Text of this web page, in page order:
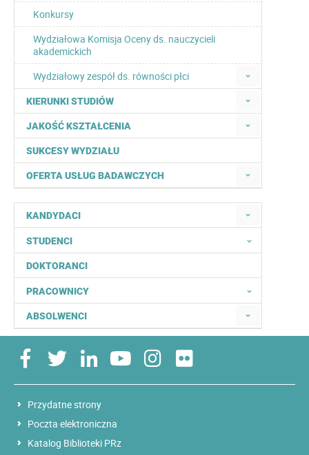
Konkursy
Wydziałowa Komisja Oceny ds. nauczycieli
akademickich
Wydziałowy zespół ds. równości płci
KIERUNKI STUDIÓW
JAKOŚĆ KSZTAŁCENIA
SUKCESY WYDZIAŁU
OFERTA USŁUG BADAWCZYCH
KANDYDACI
STUDENCI
DOKTORANCI
PRACOWNICY
ABSOLWENCI
Przydatne strony
Poczta elektroniczna
Katalog Biblioteki PRz